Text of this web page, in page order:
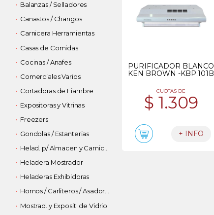
Balanzas / Selladores
Canastos / Changos
Carnicera Herramientas
Casas de Comidas
Cocinas / Anafes
Comerciales Varios
Cortadoras de Fiambre
Expositoras y Vitrinas
Freezers
Gondolas / Estanterias
Helad. p/ Almacen y Carniceria
Heladera Mostrador
Heladeras Exhibidoras
Hornos / Carliteros / Asadores
Mostrad. y Exposit. de Vidrio
PURIFICADOR BLANCO
KEN BROWN -KBP.101B
CUOTAS DE
$ 1.309
+ INFO